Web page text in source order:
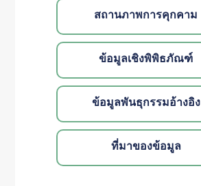
สถานภาพการคุกคาม
ข้อมูลเชิงพิพิธภัณฑ์
ข้อมูลพันธุกรรมอ้างอิง
ที่มาของข้อมูล